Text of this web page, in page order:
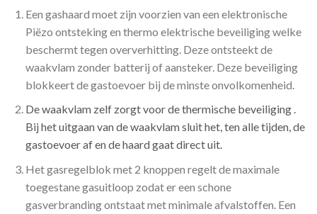
Een gashaard moet zijn voorzien van een elektronische
Piëzo ontsteking en thermo elektrische beveiliging welke
beschermt tegen oververhitting. Deze ontsteekt de
waakvlam zonder batterij of aansteker. Deze beveiliging
blokkeert de gastoevoer bij de minste onvolkomenheid.
De waakvlam zelf zorgt voor de thermische beveiliging .
Bij het uitgaan van de waakvlam sluit het, ten alle tijden, de
gastoevoer af en de haard gaat direct uit.
Het gasregelblok met 2 knoppen regelt de maximale
toegestane gasuitloop zodat er een schone
gasverbranding ontstaat met minimale afvalstoffen. Een